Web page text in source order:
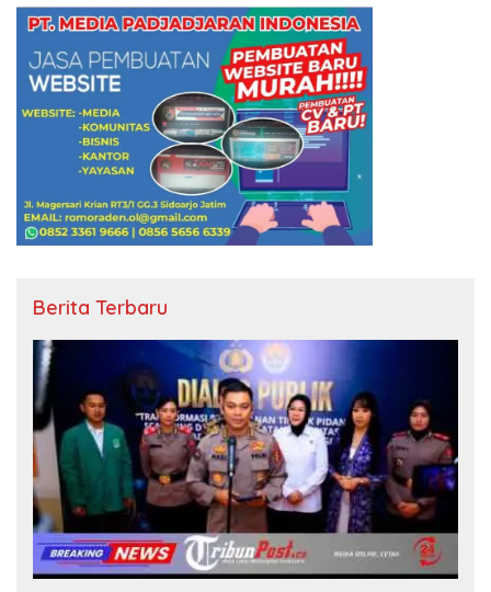
Berita Terbaru